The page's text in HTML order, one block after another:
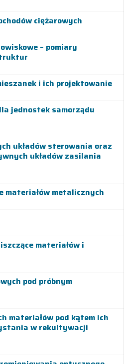
ciężarowych
– pomiary
i ich projektowanie
jednostek samorządu
układów sterowania oraz
układów zasilania
materiałów metalicznych
materiałów i
pod próbnym
materiałów pod kątem ich
w rekultywacji